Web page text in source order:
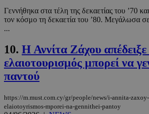
Γεννήθηκα στα τέλη της δεκαετίας του ’70
τον κόσμο τη δεκαετία του ’80. Μεγάλωσα
...
10. Η Αννίτα Ζάχου
ελαιοτουρισμός μπορεί να
παντού
https://m.must.com.cy/gr/people/news/i-annita-
elaiotoyrismos-mporei-na-gennithei-pantoy